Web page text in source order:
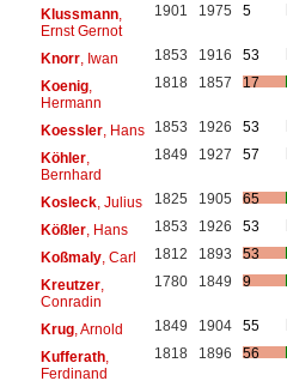
Klussmann,
Ernst Gernot
1901 1975 5
Knorr, Iwan 1853 1916
53
Koenig,
Hermann
1818 1857 17
Koessler, Hans 1853 1926
53
Köhler,
Bernhard
1849 1927 57
Kosleck, Julius 1825 1905
65
Kößler, Hans 1853 1926
53
Koßmaly, Carl 1812 1893
53
Kreutzer,
Conradin
1780 1849 9
Krug, Arnold 1849 1904
55
Kufferath,
Ferdinand
1818 1896 56